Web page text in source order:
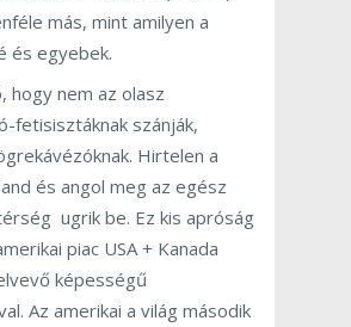
más, mint amilyen a
és egyebek.
hogy nem az olasz
fetisisztáknak szánják,
Hirtelen a
és angol meg az egész
ugrik be. Ez kis apróság
piac USA + Kanada
képességű
Az amerikai a világ második